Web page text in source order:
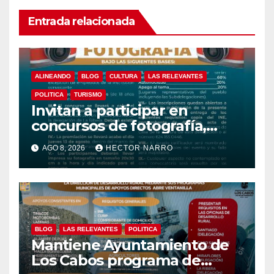
Entrada relacionada
ALINEANDO BLOG CULTURA LAS RELEVANTES
POLITICA TURISMO
Invitan a participar en
concursos de fotografía,
canto y pintura de las Fiestas
Tradicionales La Ribera 2026
AGO 8, 2026 HECTOR NARRO
BLOG LAS RELEVANTES POLITICA
Mantiene Ayuntamiento de
Los Cabos programa de